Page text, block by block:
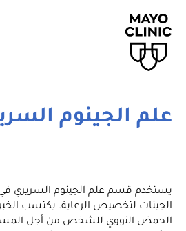
علم الجينوم
يستخدم قسم علم الجينوم السريري في
الجينات لتخصيص الرعاية. يكتسب
الحمض النووي للشخص من أجل